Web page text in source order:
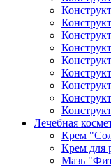
Лечебная
Крем
Крем для
Мазь